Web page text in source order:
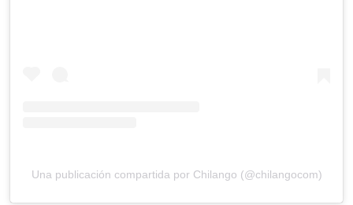
Una publicación compartida por Chilango (@chilangocom)